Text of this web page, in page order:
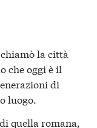
la città
che oggi è il
di
luogo.
quella romana,